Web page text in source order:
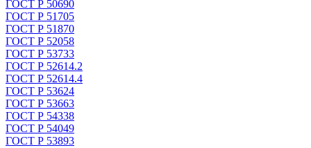
ГОСТ Р 50690
ГОСТ Р 51705
ГОСТ Р 51870
ГОСТ Р 52058
ГОСТ Р 53733
ГОСТ Р 52614.2
ГОСТ Р 52614.4
ГОСТ Р 53624
ГОСТ Р 53663
ГОСТ Р 54338
ГОСТ Р 54049
ГОСТ Р 53893